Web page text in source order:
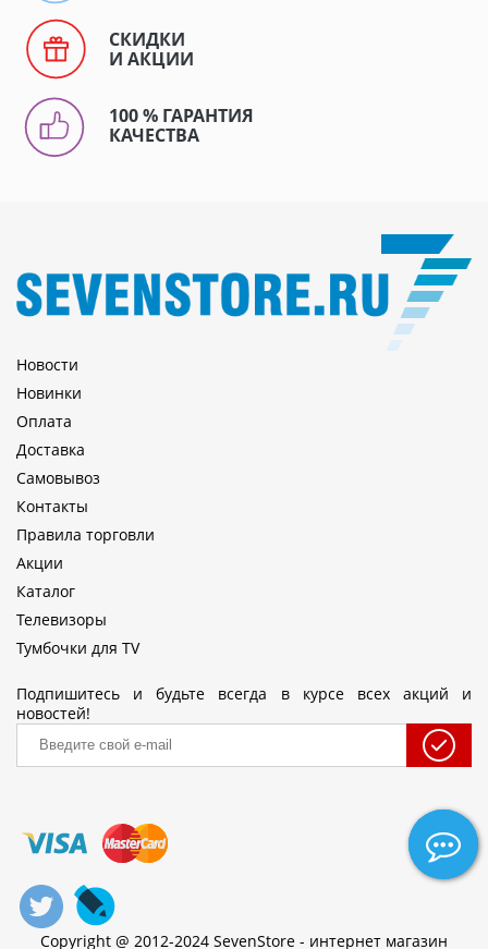
СКИДКИ
И АКЦИИ
100 % ГАРАНТИЯ
КАЧЕСТВА
Новости
Новинки
Оплата
Доставка
Самовывоз
Контакты
Правила торговли
Акции
Каталог
Телевизоры
Тумбочки для TV
Подпишитесь и будьте всегда в курсе всех акций и
новостей!
Copyright @ 2012-2024 SevenStore - интернет магазин